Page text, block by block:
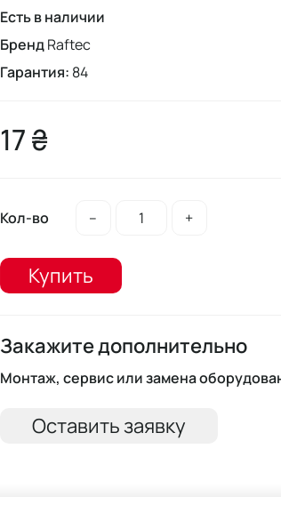
Есть в наличии
Бренд Raftec
Гарантия: 84
17 ₴
Кол-во – +
Купить
Закажите дополнительно
Монтаж, сервис или замена
Оставить заявку